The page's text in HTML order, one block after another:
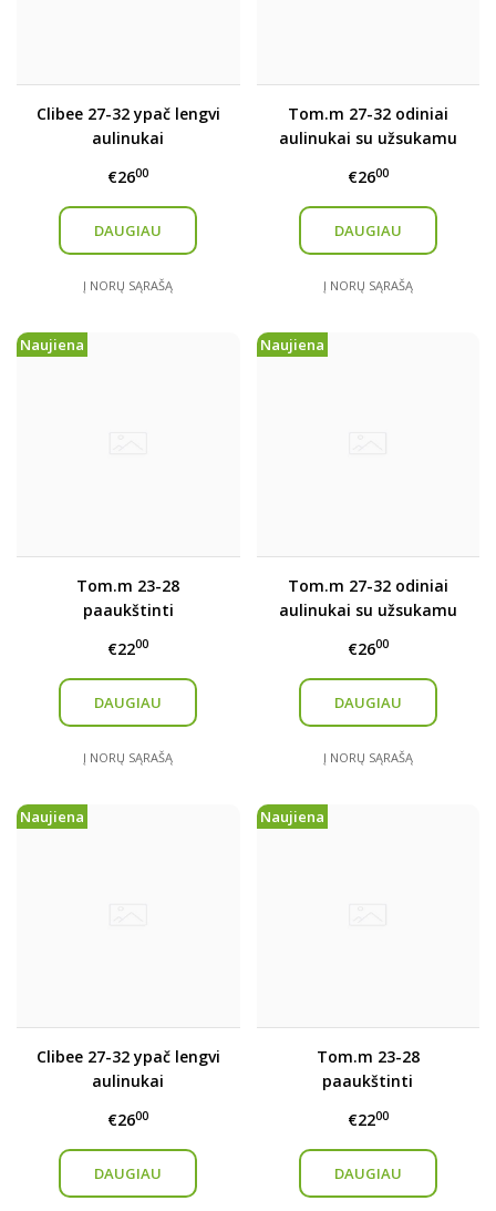
Clibee 27-32 ypač lengvi
aulinukai
€2600
DAUGIAU
Į NORŲ SĄRAŠĄ
Tom.m 27-32 odiniai
aulinukai su užsukamu
€2600
DAUGIAU
Į NORŲ SĄRAŠĄ
Naujiena
Tom.m 23-28
paaukštinti
€2200
DAUGIAU
Į NORŲ SĄRAŠĄ
Naujiena
Tom.m 27-32 odiniai
aulinukai su užsukamu
€2600
DAUGIAU
Į NORŲ SĄRAŠĄ
Naujiena
Clibee 27-32 ypač lengvi
aulinukai
€2600
DAUGIAU
Naujiena
Tom.m 23-28
paaukštinti
€2200
DAUGIAU